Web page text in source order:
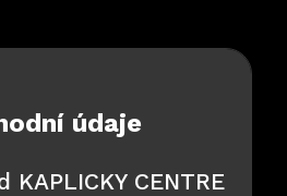
údaje
CENTRE